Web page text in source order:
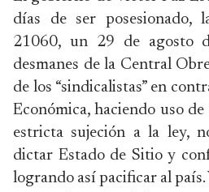
días de ser posesionado,
21060, un 29 de agosto
desmanes de la Central
de los “sindicalistas” en
Económica, haciendo uso
estricta sujeción a la ley,
dictar Estado de Sitio y
logrando así pacificar al